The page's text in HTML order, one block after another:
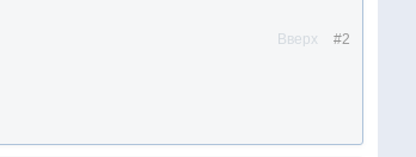
#2
Вверх